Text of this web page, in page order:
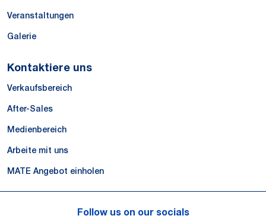
Veranstaltungen
Galerie
Kontaktiere uns
Verkaufsbereich
After-Sales
Medienbereich
Arbeite mit uns
MATE Angebot einholen
Follow us on our socials